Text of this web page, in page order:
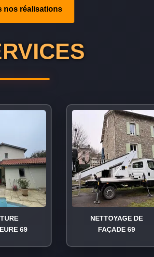
nos réalisations
69
NETTOYAGE DE
FAÇADE 69